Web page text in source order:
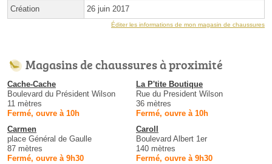
Création 26 juin 2017
Éditer les informations de mon magasin de chaussures
Magasins de chaussures à proximité
Cache-Cache
Boulevard du Président Wilson
11 mètres
Fermé, ouvre à 10h
La P'tite Boutique
Rue du President Wilson
36 mètres
Fermé, ouvre à 10h
Carmen
place Général de Gaulle
87 mètres
Fermé, ouvre à 9h30
Caroll
Boulevard Albert 1er
140 mètres
Fermé, ouvre à 9h30